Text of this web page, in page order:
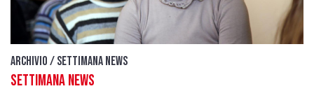
Archivio / Settimana news
Settimana News